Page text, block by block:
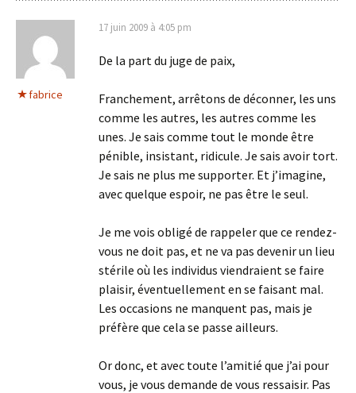
fabrice
17 juin 2009 à 4:05 pm
De la part du juge de paix,
Franchement, arrêtons de déconner, les uns
comme les autres, les autres comme les
unes. Je sais comme tout le monde être
pénible, insistant, ridicule. Je sais avoir tort.
Je sais ne plus me supporter. Et j’imagine,
avec quelque espoir, ne pas être le seul.
Je me vois obligé de rappeler que ce rendez-
vous ne doit pas, et ne va pas devenir un lieu
stérile où les individus viendraient se faire
plaisir, éventuellement en se faisant mal.
Les occasions ne manquent pas, mais je
préfère que cela se passe ailleurs.
Or donc, et avec toute l’amitié que j’ai pour
vous, je vous demande de vous ressaisir. Pas